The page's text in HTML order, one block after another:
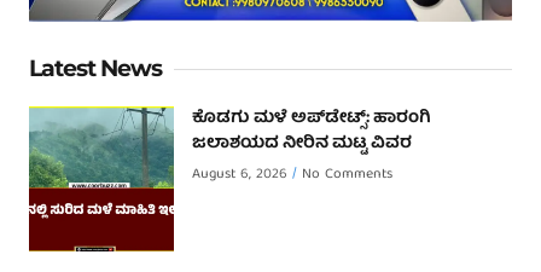
Latest News
ಕೊಡಗು ಮಳೆ ಅಪ್‌ಡೇಟ್ಸ್: ಹಾರಂಗಿ
ಜಲಾಶಯದ ನೀರಿನ ಮಟ್ಟ ವಿವರ
August 6, 2026 No Comments